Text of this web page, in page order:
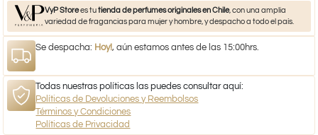
VyP Storees tutienda de perfumes originales en Chile, con una amplia
variedad de fragancias para mujer y hombre, y despacho a todo el país.
Se despacha: Hoy!, aún estamos antes de las 15:00hrs.
Todas nuestras políticas las puedes consultar aquí:
Políticas de Devoluciones y Reembolsos
Términos y Condiciones
Políticas de Privacidad